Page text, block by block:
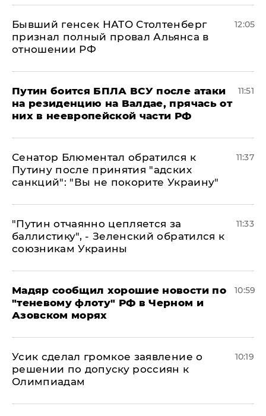
Бывший генсек НАТО Столтенберг
признал полный провал Альянса в
отношении РФ
12:05
Путин боится БПЛА ВСУ после атаки
на резиденцию на Валдае, прячась от
них в неевропейской части РФ
11:51
Сенатор Блюментал обратился к
Путину после принятия "адских
санкций": "Вы не покорите Украину"
11:37
"Путин отчаянно цепляется за
баллистику", - Зеленский обратился к
союзникам Украины
11:33
Мадяр сообщил хорошие новости по
"теневому флоту" РФ в Черном и
Азовском морях
10:59
Усик сделал громкое заявление о
решении по допуску россиян к
Олимпиадам
10:19